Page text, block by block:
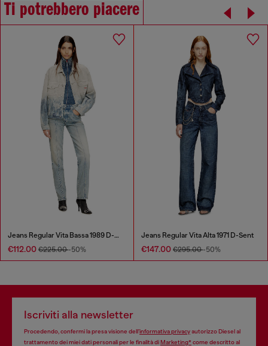
Ti potrebbero piacere
Jeans Regular Vita Bassa 1989 D-Mine
€112.00 €225.00-50%
Jeans Regular Vita Alta 1971 D-Sent
€147.00 €295.00-50%
Iscriviti alla newsletter
Procedendo, confermi la presa visione dell’informativa privacyautorizzo Diesel al
trattamento dei miei dati personali per le finalità diMarketing*come descritto al